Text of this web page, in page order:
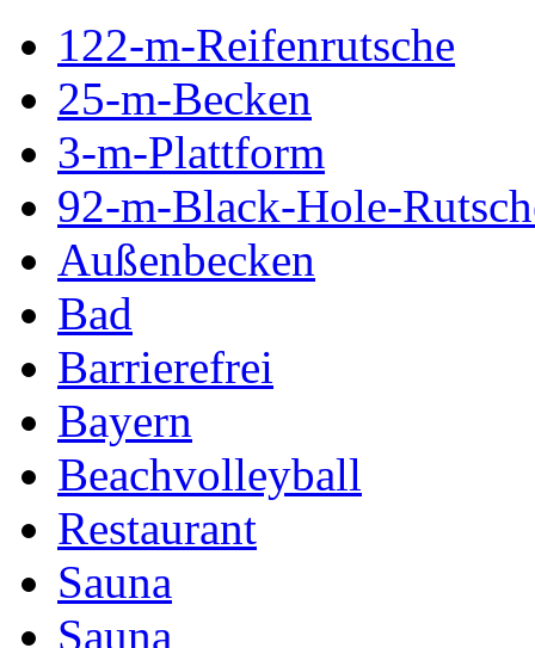
122-m-Reifenrutsche
25-m-Becken
3-m-Plattform
92-m-Black-Hole-
Außenbecken
Bad
Barrierefrei
Bayern
Beachvolleyball
Restaurant
Sauna
Sauna